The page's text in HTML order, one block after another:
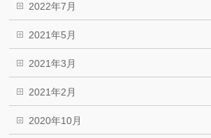
2022年7月
2021年5月
2021年3月
2021年2月
2020年10月